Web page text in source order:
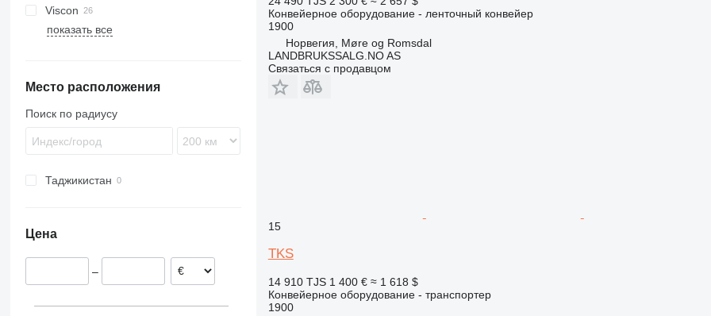
SB
Viscon
W-series
показать все
Место расположения
Поиск по радиусу
Таджикистан
Цена
–
Конвейерное оборудование - ленточный конвейер
1900
Норвегия, Møre og Romsdal
LANDBRUKSSALG.NO AS
Связаться с продавцом
15
TKS
14 910 TJS 1 400 € ≈ 1 618 $
Конвейерное оборудование - транспортер
1900